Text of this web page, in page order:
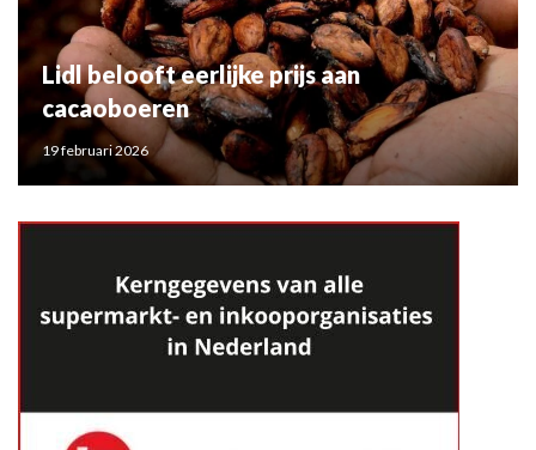
Lidl belooft eerlijke prijs aan
cacaoboeren
19 februari 2026